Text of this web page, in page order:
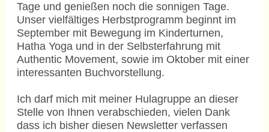
Tage und genießen noch die sonnigen Tage.
Unser vielfältiges Herbstprogramm beginnt im
September mit Bewegung im Kinderturnen,
Hatha Yoga und in der Selbsterfahrung mit
Authentic Movement, sowie im Oktober mit einer
interessanten Buchvorstellung.
Ich darf mich mit meiner Hulagruppe an dieser
Stelle von Ihnen verabschieden, vielen Dank
dass ich bisher diesen Newsletter verfassen